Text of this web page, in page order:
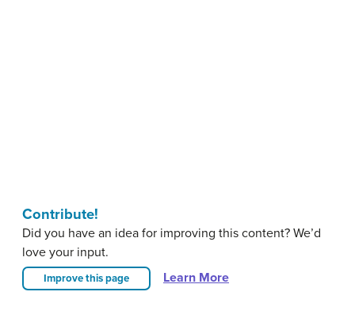
Contribute!
Did you have an idea for improving this content? We’d
love your input.
Improve this page Learn More